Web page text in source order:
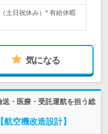
土日祝休み）* 有給休暇
気になる
・医療・受託運航を担う総
空機改造設計】